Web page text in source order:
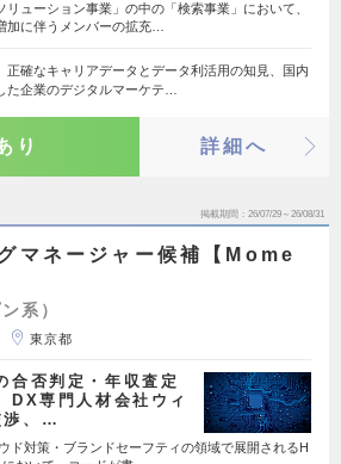
ューション事業」の中の「検索事業」において、
加に伴うメンバーの拡充…
正確なキャリアデータとデータ利活用の知見、国内
た企業のデジタルマーケテ…
り 詳細へ
掲載期間 26/07/29～26/08/31
マネージャー候補【Mome
系）
東京都
否判定・年収査定
DX専門人材会社ウィ
渉、…
ド対策・ブランドセーフティの領域で展開されるH